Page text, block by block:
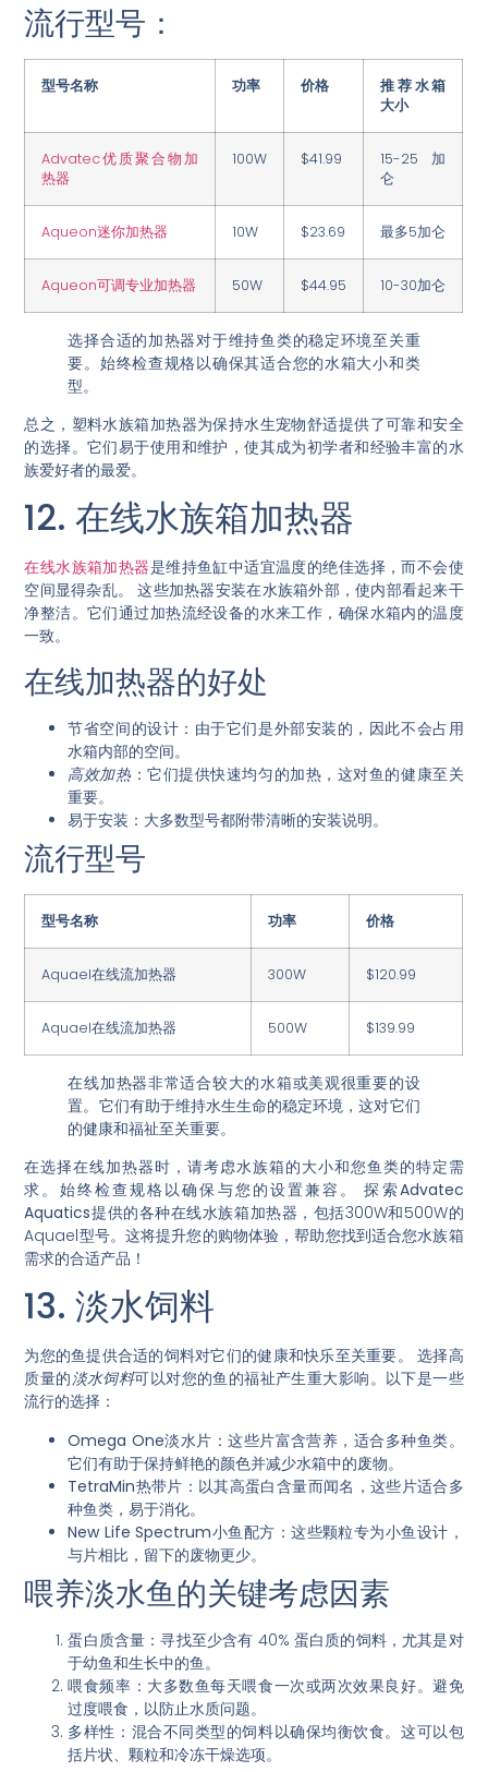
流行型号：
型号名称 功率 价格
推荐水箱
大小
Advatec优质聚合物加
热器
100W $41.99
15-25加
仑
Aqueon迷你加热器 10W $23.69 最多5加仑
Aqueon可调专业加热器 50W $44.95 10-30加仑
选择合适的加热器对于维持鱼类的稳定环境至关重
要。始终检查规格以确保其适合您的水箱大小和类
型。
总之，塑料水族箱加热器为保持水生宠物舒适提供了可靠和安全
的选择。它们易于使用和维护，使其成为初学者和经验丰富的水
族爱好者的最爱。
12. 在线水族箱加热器
在线水族箱加热器是维持鱼缸中适宜温度的绝佳选择，而不会使
空间显得杂乱。这些加热器安装在水族箱外部 ，使内部看起来干
净整洁。它们通过加热流经设备的水来工作，确保水箱内的温度
一致。
在线加热器的好处
节省空间的设计 ：由于它们是外部安装的，因此不会占用
水箱内部的空间。
高效加热：它们提供快速均匀的加热，这对鱼的健康至关
重要。
易于安装 ：大多数型号都附带清晰的安装说明。
流行型号
型号名称 功率 价格
Aquael在线流加热器 300W $120.99
Aquael在线流加热器 500W $139.99
在线加热器非常适合较大的水箱或美观很重要的设
置。它们有助于维持水生生命的稳定环境，这对它们
的健康和福祉至关重要。
在选择在线加热器时，请考虑水族箱的大小和您鱼类的特定需
求。始终检查规格以确保与您的设置兼容。探索Advatec
Aquatics提供的各种在线水族箱加热器 ，包括300W和500W的
Aquael型号。这将提升您的购物体验，帮助您找到适合您水族箱
需求的合适产品！
13. 淡水饲料
为您的鱼提供合适的饲料对它们的健康和快乐至关重要。选择高
质量的淡水饲料可以对您的鱼的福祉产生重大影响。 以下是一些
流行的选择：
Omega One淡水片 ：这些片富含营养，适合多种鱼类。
它们有助于保持鲜艳的颜色并减少水箱中的废物。
TetraMin热带片 ：以其高蛋白含量而闻名，这些片适合多
种鱼类，易于消化。
New Life Spectrum小鱼配方 ：这些颗粒专为小鱼设计，
与片相比，留下的废物更少。
喂养淡水鱼的关键考虑因素
蛋白质含量 ：寻找至少含有 40% 蛋白质的饲料，尤其是对
于幼鱼和生长中的鱼。
喂食频率 ：大多数鱼每天喂食一次或两次效果良好。避免
过度喂食，以防止水质问题。
多样性 ：混合不同类型的饲料以确保均衡饮食。这可以包
括片状、颗粒和冷冻干燥选项。